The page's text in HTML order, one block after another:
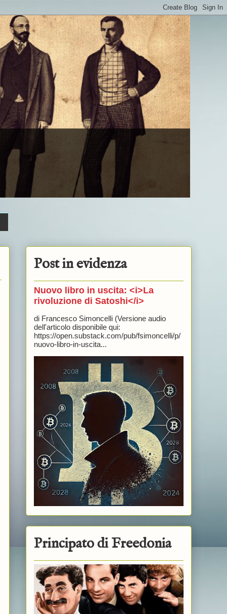
Post in evidenza
Nuovo libro in uscita: <i>La
rivoluzione di Satoshi</i>
di Francesco Simoncelli (Versione audio
dell'articolo disponibile qui:
https://open.substack.com/pub/fsimoncelli/p/
nuovo-libro-in-uscita...
Principato di Freedonia